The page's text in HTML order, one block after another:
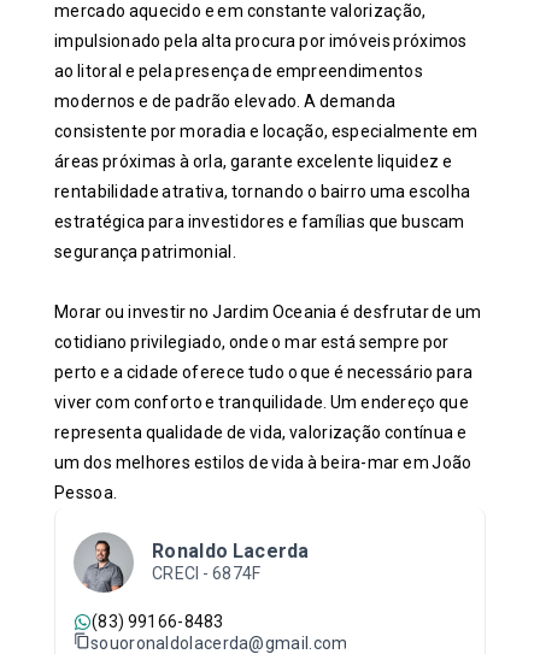
mercado aquecido e em constante valorização,
impulsionado pela alta procura por imóveis próximos
ao litoral e pela presença de empreendimentos
modernos e de padrão elevado. A demanda
consistente por moradia e locação, especialmente em
áreas próximas à orla, garante excelente liquidez e
rentabilidade atrativa, tornando o bairro uma escolha
estratégica para investidores e famílias que buscam
segurança patrimonial.
Morar ou investir no Jardim Oceania é desfrutar de um
cotidiano privilegiado, onde o mar está sempre por
perto e a cidade oferece tudo o que é necessário para
viver com conforto e tranquilidade. Um endereço que
representa qualidade de vida, valorização contínua e
um dos melhores estilos de vida à beira-mar em João
Pessoa.
Ronaldo Lacerda
CRECI - 6874F
(83) 99166-8483
souoronaldolacerda@gmail.com